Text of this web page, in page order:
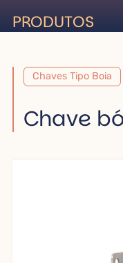
PRODUTOS
Chaves Tipo Boia
Chave